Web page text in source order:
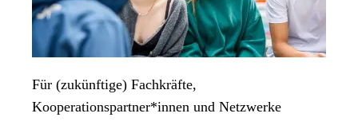
Für (zukünftige) Fachkräfte,
Kooperationspartner*innen und Netzwerke